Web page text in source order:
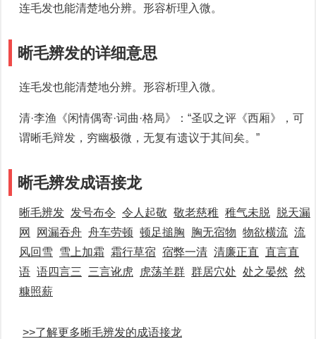
连毛发也能清楚地分辨。形容析理入微。
晰毛辨发的详细意思
连毛发也能清楚地分辨。形容析理入微。
清·李渔《闲情偶寄·词曲·格局》：“圣叹之评《西厢》，可
谓晰毛辩发，穷幽极微，无复有遗议于其间矣。”
晰毛辨发成语接龙
晰毛辨发 发号布令 令人起敬 敬老慈稚 稚气未脱
脱天漏
网
网漏吞舟 舟车劳顿 顿足搥胸 胸无宿物 物欲横流 流
风回雪
雪上加霜 霜行草宿 宿弊一清 清廉正直 直言直
语 语四言三 三言讹虎 虎荡羊群 群居穴处 处之晏然 然
糠照薪
>>了解更多晰毛辨发的成语接龙